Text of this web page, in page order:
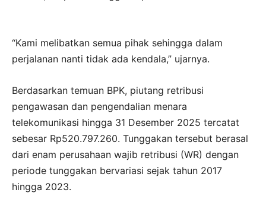
“Kami melibatkan semua pihak sehingga dalam
perjalanan nanti tidak ada kendala,” ujarnya.
Berdasarkan temuan BPK, piutang retribusi
pengawasan dan pengendalian menara
telekomunikasi hingga 31 Desember 2025 tercatat
sebesar Rp520.797.260. Tunggakan tersebut berasal
dari enam perusahaan wajib retribusi (WR) dengan
periode tunggakan bervariasi sejak tahun 2017
hingga 2023.